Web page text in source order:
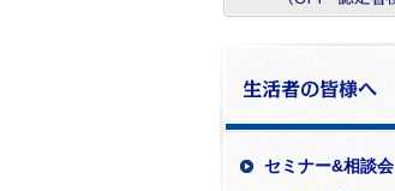
セミナー&相談会